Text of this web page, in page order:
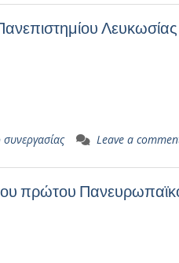
Λευκωσίας
Leave a
πρώτου